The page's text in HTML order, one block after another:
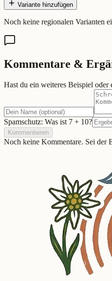
Variante hinzufügen
Noch keine regionalen Varianten
Kommentare &
Hast du ein weiteres Beispiel
Spamschutz: Was ist 7 + 10?
Kommentieren
Noch keine Kommentare. Sei der